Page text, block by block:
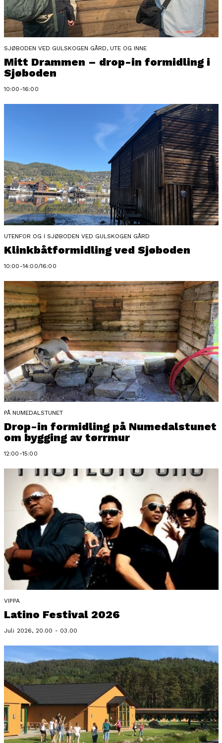
SJØBODEN VED GULSKOGEN GÅRD, UTE OG INNE
Mitt Drammen – drop-in formidling i
Sjøboden
10:00-16:00
UTENFOR OG I SJØBODEN VED GULSKOGEN GÅRD
Klinkbåtformidling ved Sjøboden
10:00-14:00/16:00
PÅ NUMEDALSTUNET
Drop-in formidling på Numedalstunet
om bygging av tørrmur
12:00-15:00
VIPPA
Latino Festival 2026
Juli 2026, 20.00 - 03.00